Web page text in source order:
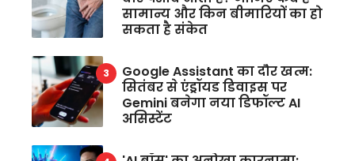
सामान्य और किन बीमारियों का हो
सकता है संकेत
Google Assistant का दौर खत्म:
सितंबर से एंड्रॉयड डिवाइस पर
Gemini बनेगा नया डिफॉल्ट AI
असिस्टेंट